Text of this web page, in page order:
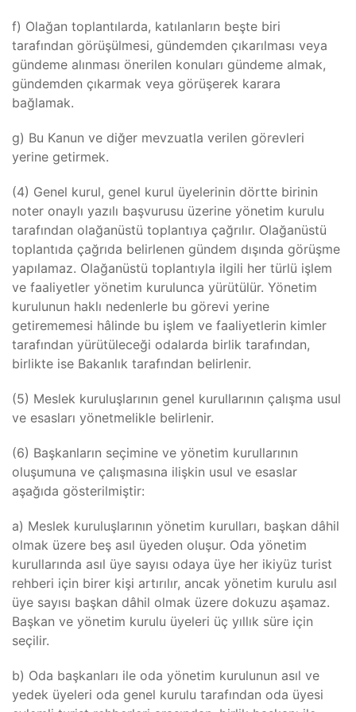
f) Olağan toplantılarda, katılanların beşte biri
tarafından görüşülmesi, gündemden çıkarılması veya
gündeme alınması önerilen konuları gündeme almak,
gündemden çıkarmak veya görüşerek karara
bağlamak.
g) Bu Kanun ve diğer mevzuatla verilen görevleri
yerine getirmek.
(4) Genel kurul, genel kurul üyelerinin dörtte birinin
noter onaylı yazılı başvurusu üzerine yönetim kurulu
tarafından olağanüstü toplantıya çağrılır. Olağanüstü
toplantıda çağrıda belirlenen gündem dışında görüşme
yapılamaz. Olağanüstü toplantıyla ilgili her türlü işlem
ve faaliyetler yönetim kurulunca yürütülür. Yönetim
kurulunun haklı nedenlerle bu görevi yerine
getirememesi hâlinde bu işlem ve faaliyetlerin kimler
tarafından yürütüleceği odalarda birlik tarafından,
birlikte ise Bakanlık tarafından belirlenir.
(5) Meslek kuruluşlarının genel kurullarının çalışma usul
ve esasları yönetmelikle belirlenir.
(6) Başkanların seçimine ve yönetim kurullarının
oluşumuna ve çalışmasına ilişkin usul ve esaslar
aşağıda gösterilmiştir:
a) Meslek kuruluşlarının yönetim kurulları, başkan dâhil
olmak üzere beş asıl üyeden oluşur. Oda yönetim
kurullarında asıl üye sayısı odaya üye her ikiyüz turist
rehberi için birer kişi artırılır, ancak yönetim kurulu asıl
üye sayısı başkan dâhil olmak üzere dokuzu aşamaz.
Başkan ve yönetim kurulu üyeleri üç yıllık süre için
seçilir.
b) Oda başkanları ile oda yönetim kurulunun asıl ve
yedek üyeleri oda genel kurulu tarafından oda üyesi